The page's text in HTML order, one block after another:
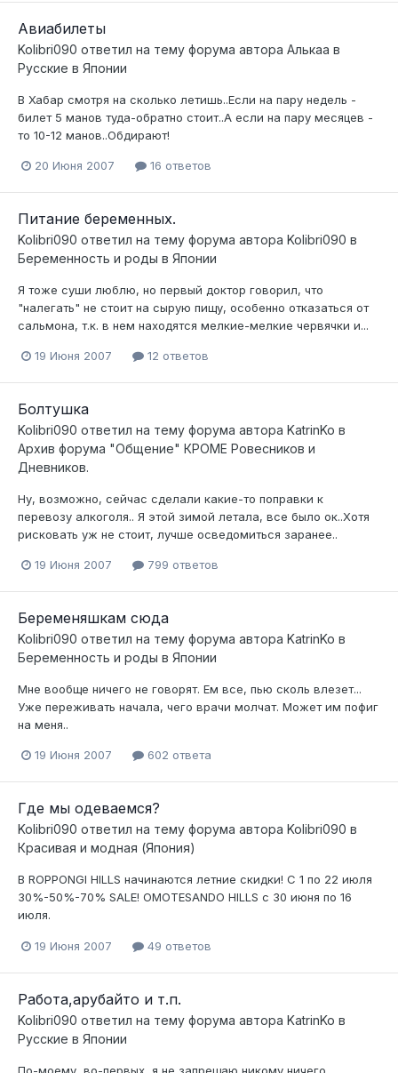
Авиабилеты
Kolibri090 ответил на тему форума автора Алькаа в
Русские в Японии
В Хабар смотря на сколько летишь..Если на пару недель -
билет 5 манов туда-обратно стоит..А если на пару месяцев -
то 10-12 манов..Обдирают!
20 Июня 2007 16 ответов
Питание беременных.
Kolibri090 ответил на тему форума автора Kolibri090 в
Беременность и роды в Японии
Я тоже суши люблю, но первый доктор говорил, что
"налегать" не стоит на сырую пищу, особенно отказаться от
сальмона, т.к. в нем находятся мелкие-мелкие червячки и...
19 Июня 2007 12 ответов
Болтушка
Kolibri090 ответил на тему форума автора KatrinKo в
Архив форума "Общение" КРОМЕ Ровесников и
Дневников.
Ну, возможно, сейчас сделали какие-то поправки к
перевозу алкоголя.. Я этой зимой летала, все было ок..Хотя
рисковать уж не стоит, лучше осведомиться заранее..
19 Июня 2007 799 ответов
Беременяшкам сюда
Kolibri090 ответил на тему форума автора KatrinKo в
Беременность и роды в Японии
Мне вообще ничего не говорят. Ем все, пью сколь влезет...
Уже переживать начала, чего врачи молчат. Может им пофиг
на меня..
19 Июня 2007 602 ответа
Где мы одеваемся?
Kolibri090 ответил на тему форума автора Kolibri090 в
Красивая и модная (Япония)
В ROPPONGI HILLS начинаются летние скидки! С 1 по 22 июля
30%-50%-70% SALE! OMOTESANDO HILLS с 30 июня по 16
июля.
19 Июня 2007 49 ответов
Работа,арубайто и т.п.
Kolibri090 ответил на тему форума автора KatrinKo в
Русские в Японии
По-моему, во-первых, я не запрещаю никому ничего